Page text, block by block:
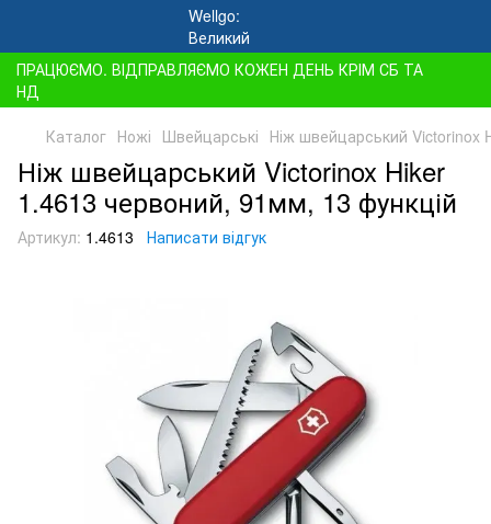
ПРАЦЮЄМО. ВІДПРАВЛЯЄМО КОЖЕН ДЕНЬ КРІМ СБ ТА
НД
Каталог Ножі Швейцарські Ніж швейцарський Victorinox
Ніж швейцарський Victorinox Hiker
1.4613 червоний, 91мм, 13 функцій
Артикул: 1.4613 Написати відгук